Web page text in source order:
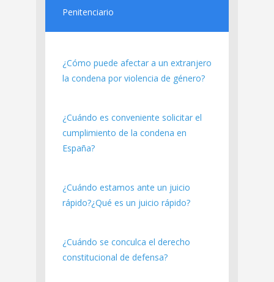
Penitenciario
¿Cómo puede afectar a un extranjero
la condena por violencia de género?
¿Cuándo es conveniente solicitar el
cumplimiento de la condena en
España?
¿Cuándo estamos ante un juicio
rápido?¿Qué es un juicio rápido?
¿Cuándo se conculca el derecho
constitucional de defensa?